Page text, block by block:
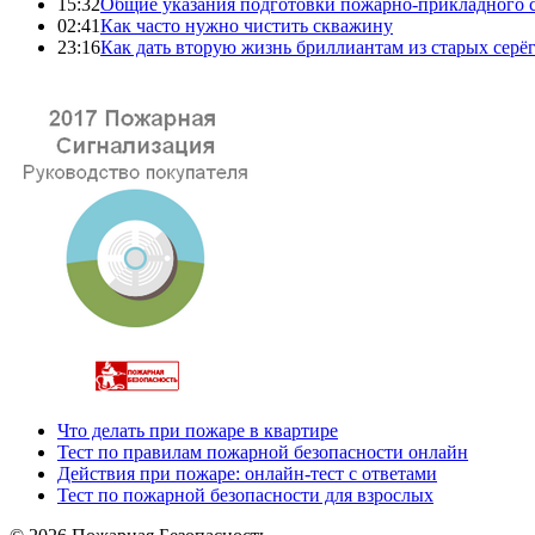
02:41Как часто нужно чистить скважину
23:16Как дать вторую жизнь бриллиантам из старых серёг
Что делать при пожаре в квартире
Тест по правилам пожарной безопасности онлайн
Действия при пожаре: онлайн-тест с ответами
Тест по пожарной безопасности для взрослых